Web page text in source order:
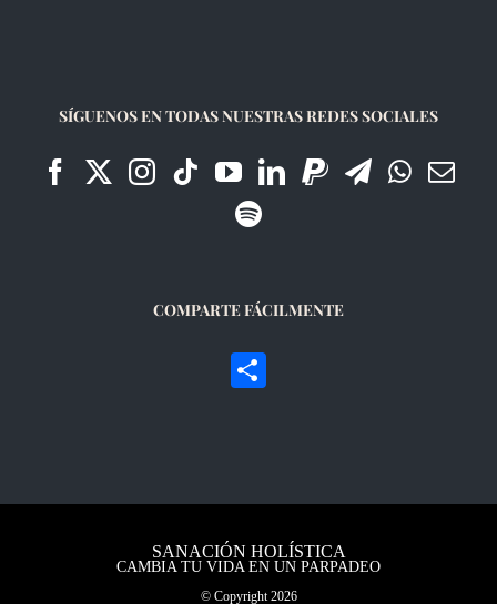
SÍGUENOS EN TODAS NUESTRAS REDES SOCIALES
COMPARTE FÁCILMENTE
SANACIÓN HOLÍSTICA
CAMBIA TU VIDA EN UN PARPADEO
© Copyright2026